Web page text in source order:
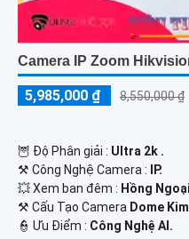
Camera IP Zoom
5,985,000 ₫ 8,550,000 ₫
🦉 Độ Phân giải : Ultra 2k .
⚒ Công Nghệ Camera :
IP.
💥 Xem ban đêm : Hồng
⚒ Cấu Tạo Camera Dome
️👮 Ưu Điểm : Công Nghệ AI.